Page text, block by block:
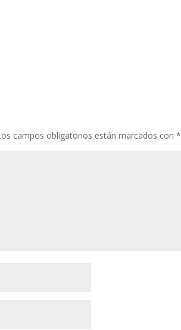
campos obligatorios están marcados con*